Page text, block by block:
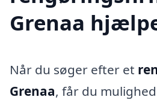
Grenaa
Når du søger efter et
Grenaa, får du